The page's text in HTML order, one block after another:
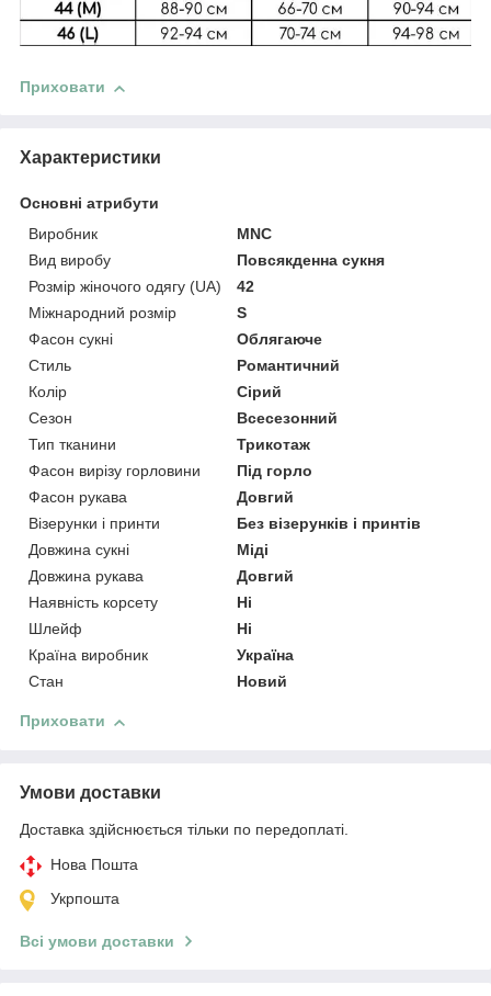
Приховати
Характеристики
Основні атрибути
Виробник
MNC
Вид виробу
Повсякденна сукня
Розмір жіночого одягу (UA)
42
Міжнародний розмір
S
Фасон сукні
Облягаюче
Стиль
Романтичний
Колір
Сірий
Сезон
Всесезонний
Тип тканини
Трикотаж
Фасон вирізу горловини
Під горло
Фасон рукава
Довгий
Візерунки і принти
Без візерунків і принтів
Довжина сукні
Міді
Довжина рукава
Довгий
Наявність корсету
Ні
Шлейф
Ні
Країна виробник
Україна
Стан
Новий
Приховати
Умови доставки
Доставка здійснюється тільки по передоплаті.
Нова Пошта
Укрпошта
Всі умови доставки